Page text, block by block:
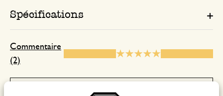
Spécifications
Commentaire
(2)
Afficher les avis